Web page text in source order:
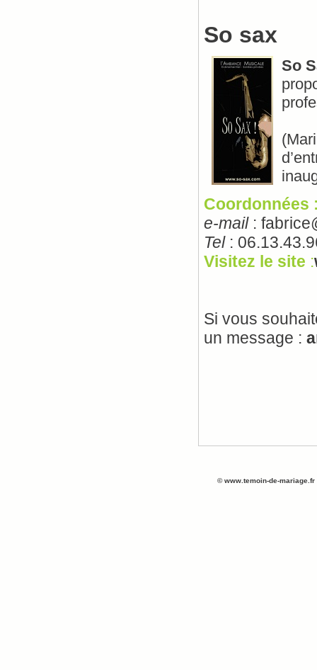
So sax
So
Coordonnées
e-mail :
Tel :
Visitez le site :
Si vous
un message :
©www.temoin-de-mariage.fr